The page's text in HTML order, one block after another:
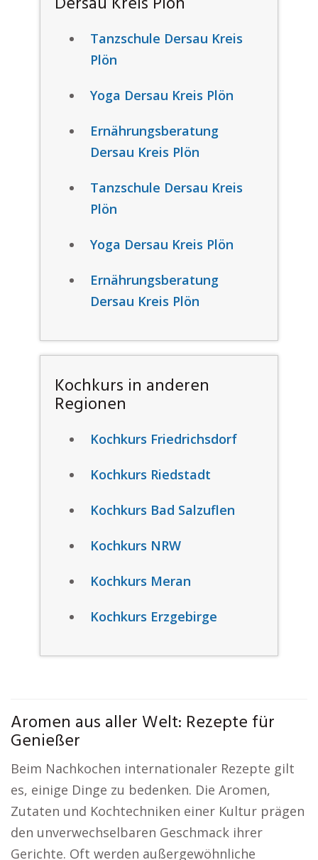
Tanzschule Dersau Kreis
Plön
Yoga Dersau Kreis Plön
Ernährungsberatung
Dersau Kreis Plön
Tanzschule Dersau Kreis
Plön
Yoga Dersau Kreis Plön
Ernährungsberatung
Dersau Kreis Plön
Kochkurs in anderen
Regionen
Kochkurs Friedrichsdorf
Kochkurs Riedstadt
Kochkurs Bad Salzuflen
Kochkurs NRW
Kochkurs Meran
Kochkurs Erzgebirge
Aromen aus aller Welt: Rezepte für
Genießer
Beim Nachkochen internationaler Rezepte gilt
es, einige Dinge zu bedenken. Die Aromen,
Zutaten und Kochtechniken einer Kultur prägen
den unverwechselbaren Geschmack ihrer
Gerichte. Oft werden außergewöhnliche